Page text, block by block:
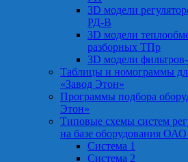
3D модели
РД-В
3D модели
разборных ТПр
3D модели
Таблицы и номограммы
«Завод Этон»
Программы подбора
Этон»
Типовые схемы систем
на базе оборудования
Система 1
Система 2